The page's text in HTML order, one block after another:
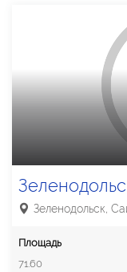
Зеленодольск,
Площадь
71.60